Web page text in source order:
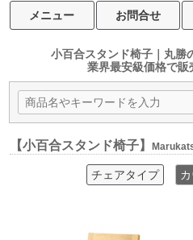
メニュー お問合せ
小百合スタンド椅子｜丸勝
業界最安級価格で販
【小百合スタンド椅子】
チェアタイプ